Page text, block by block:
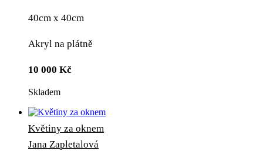
40cm x 40cm
Akryl na plátně
10 000 Kč
Skladem
Květiny za oknem
Jana Zapletalová